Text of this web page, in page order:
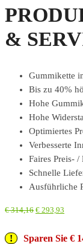
&
Gummikette
Bis zu 40%
Hohe
Hohe
Optimiertes
Verbesserte
Faires Preis-
Schnelle
Ausführliche
€314,16 € 293,93
Sparen Sie €